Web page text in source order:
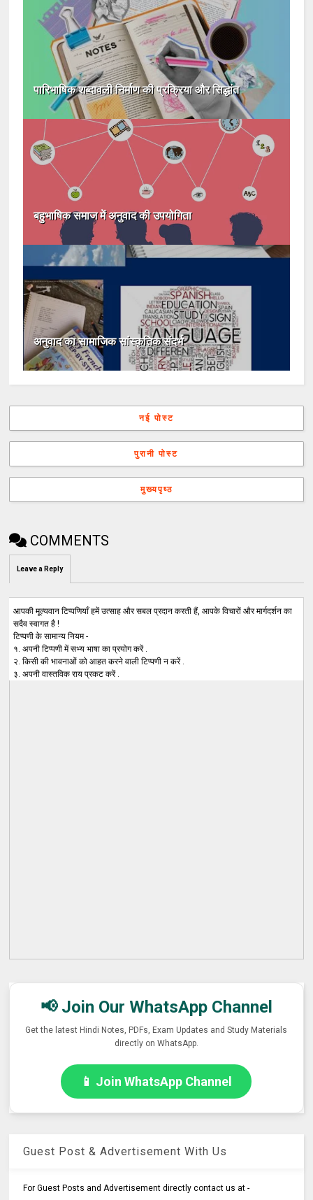
पारिभाषिक शब्दावली निर्माण की प्रक्रिया और सिद्धांत
बहुभाषिक समाज में अनुवाद की उपयोगिता
अनुवाद का सामाजिक सांस्कृतिक संदर्भ
नई पोस्ट
पुरानी पोस्ट
मुख्यपृष्ठ
COMMENTS
Leave a Reply
आपकी मूल्यवान टिप्पणियाँ हमें उत्साह और सबल प्रदान करती हैं, आपके विचारों और मार्गदर्शन का
सदैव स्वागत है !
टिप्पणी के सामान्य नियम -
१. अपनी टिप्पणी में सभ्य भाषा का प्रयोग करें .
२. किसी की भावनाओं को आहत करने वाली टिप्पणी न करें .
३. अपनी वास्तविक राय प्रकट करें .
📢 Join Our WhatsApp Channel
Get the latest Hindi Notes, PDFs, Exam Updates and Study Materials
directly on WhatsApp.
📱 Join WhatsApp Channel
Guest Post & Advertisement With Us
For Guest Posts and Advertisement directly contact us at -